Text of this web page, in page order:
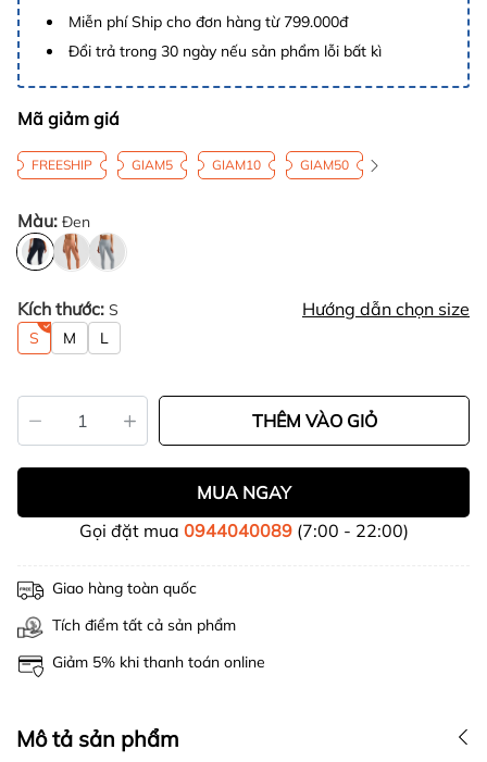
Miễn phí Ship cho đơn hàng từ 799.000đ
Đổi trả trong 30 ngày nếu sản phẩm lỗi bất kì
Mã giảm giá
FREESHIP GIAM5 GIAM10 GIAM50
Màu: Đen
Kích thước: S Hướng dẫn chọn size
S M L
THÊM VÀO GIỎ
MUA NGAY
Gọi đặt mua 0944040089(7:00 - 22:00)
Giao hàng toàn quốc
Tích điểm tất cả sản phẩm
Giảm 5% khi thanh toán online
Mô tả sản phẩm